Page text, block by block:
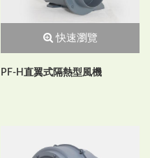
快速瀏覽
PF-H直翼式隔熱型風機